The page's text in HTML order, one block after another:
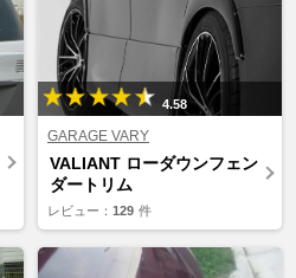
4.58
GARAGE VARY
VALIANT ローダウンフェン
ダートリム
レビュー： 129 件